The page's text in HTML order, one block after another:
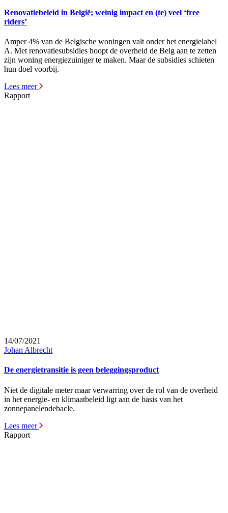
Renovatiebeleid in België; weinig impact en (te) veel ‘free
riders’
Amper 4% van de Belgische woningen valt onder het energielabel
A. Met renovatiesubsidies hoopt de overheid de Belg aan te zetten
zijn woning energiezuiniger te maken. Maar de subsidies schieten
hun doel voorbij.
Lees meer
Rapport
14/07/2021
Johan Albrecht
De energietransitie is geen beleggingsproduct
Niet de digitale meter maar verwarring over de rol van de overheid
in het energie- en klimaatbeleid ligt aan de basis van het
zonnepanelendebacle.
Lees meer
Rapport